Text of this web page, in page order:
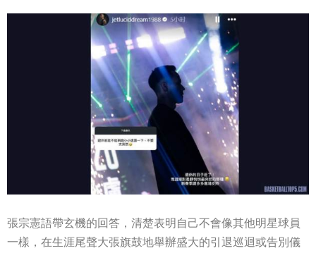
張宗憲語帶玄機的回答，清楚表明自己不會像其他明星球員
一樣，在生涯尾聲大張旗鼓地舉辦盛大的引退巡迴或告別儀